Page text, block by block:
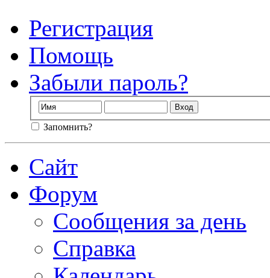
Регистрация
Помощь
Забыли пароль?
Запомнить?
Сайт
Форум
Сообщения за день
Справка